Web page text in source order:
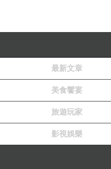
最新文章
美食饗宴
旅遊玩家
影視娛樂